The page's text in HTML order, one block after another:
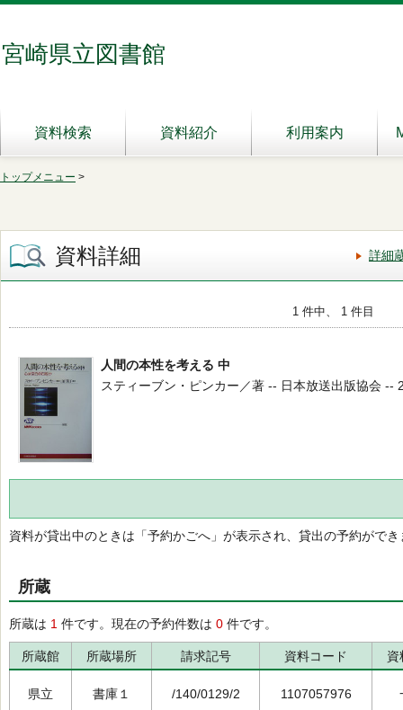
宮崎県立図書館
資料検索 資料紹介 利用案内
トップメニュー >
資料詳細 詳細
1 件中、 1 件目
人間の本性を考える 中
スティーブン・ピンカー／著 -- 日本放送出版協会 --
資料が貸出中のときは「予約かごへ」が表示され、貸出の予約ができ
所蔵
所蔵は 1 件です。現在の予約件数は 0 件です。
所蔵館 所蔵場所 請求記号 資料コード 資
県立 書庫１ /140/0129/2 1107057976